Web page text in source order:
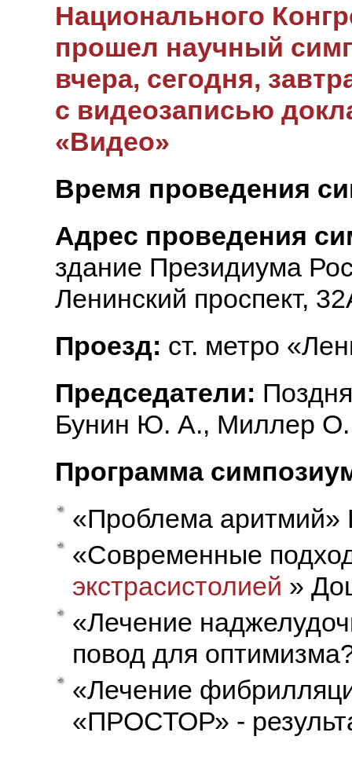
Национального
прошел научный
вчера, сегодня,
с видеозаписью
«Видео»
Время проведения
Адрес проведения
здание Президиума
Ленинский проспект,
Проезд: ст. метро
Председатели:
Бунин Ю. А., Миллер
Программа
«Проблема
«Современные
экстрасистолией »
«Лечение
повод для
«Лечение
«ПРОСТОР» -